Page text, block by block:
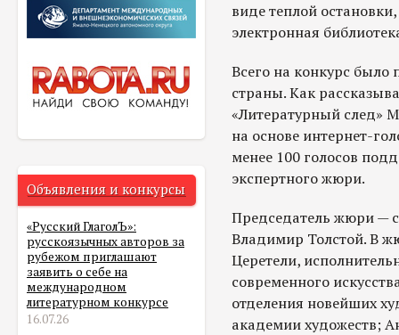
Объявления и конкурсы
«Русский ГлаголЪ»:
русскоязычных авторов за
рубежом приглашают
заявить о себе на
международном
литературном конкурсе
16.07.26
виде теплой
электронная
Всего на конкурс было
страны. Как
«Литературный след»
на основе интернет-
менее 100 голосов
экспертного жюри.
Председатель жюри —
Владимир Толстой. В
Церетели,
современного
отделения новейших
академии художеств;